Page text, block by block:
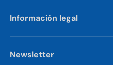
Información legal
Newsletter